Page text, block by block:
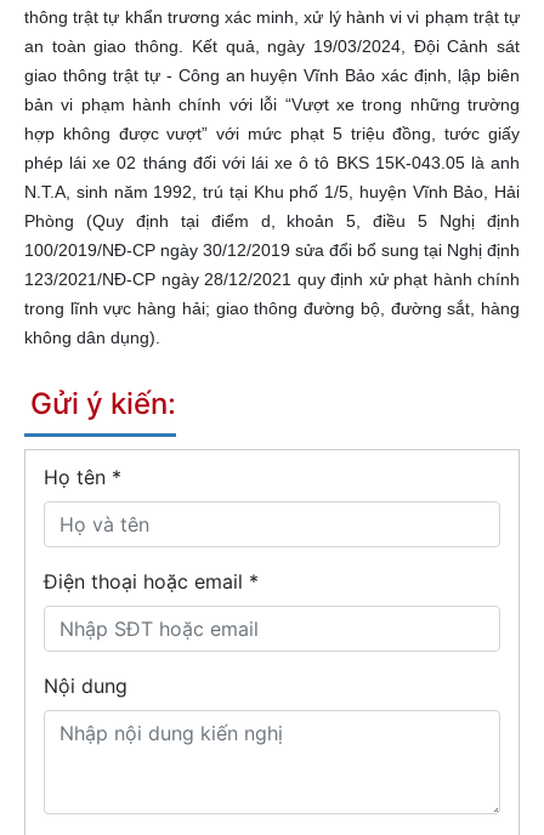
thông trật tự khẩn trương xác minh, xử lý hành vi vi phạm trật tự
an toàn giao thông. Kết quả, ngày 19/03/2024, Đội Cảnh sát
giao thông trật tự - Công an huyện Vĩnh Bảo xác định, lập biên
bản vi phạm hành chính với lỗi “Vượt xe trong những trường
hợp không được vượt” với mức phạt 5 triệu đồng, tước giấy
phép lái xe 02 tháng đối với lái xe ô tô BKS 15K-043.05 là anh
N.T.A, sinh năm 1992, trú tại Khu phố 1/5, huyện Vĩnh Bảo, Hải
Phòng (Quy định tại điểm d, khoản 5, điều 5 Nghị định
100/2019/NĐ-CP ngày 30/12/2019 sửa đổi bổ sung tại Nghị định
123/2021/NĐ-CP ngày 28/12/2021 quy định xử phạt hành chính
trong lĩnh vực hàng hải; giao thông đường bộ, đường sắt, hàng
không dân dụng).
Gửi ý kiến:
Họ tên *
Điện thoại hoặc email *
Nội dung